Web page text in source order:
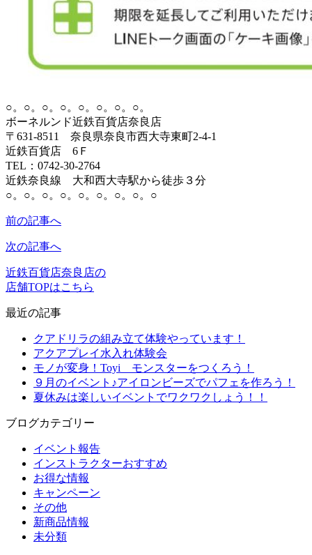
○。○。○。○。○。○。○。○。
ボーネルンド近鉄百貨店奈良店
〒631-8511 奈良県奈良市西大寺東町2-4-1
近鉄百貨店 6Ｆ
TEL：0742-30-2764
近鉄奈良線 大和西大寺駅から徒歩３分
○。○。○。○。○。○。○。○。○
前の記事へ
次の記事へ
近鉄百貨店奈良店の
店舗TOPはこちら
最近の記事
クアドリラの組み立て体験やっています！
アクアプレイ水入れ体験会
モノが変身！Toyi モンスターをつくろう！
９月のイベント♪アイロンビーズでパフェを作ろう！
夏休みは楽しいイベントでワクワクしょう！！
ブログカテゴリー
イベント報告
インストラクターおすすめ
お得な情報
キャンペーン
その他
新商品情報
未分類